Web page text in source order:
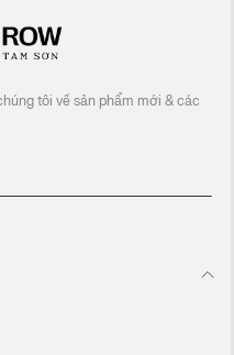
tôi về sản phẩm mới & các